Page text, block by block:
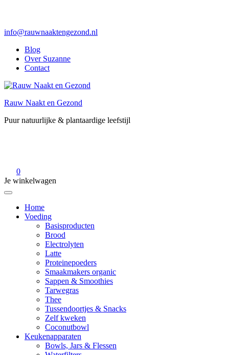
info@rauwnaaktengezond.nl
Blog
Over Suzanne
Contact
Rauw Naakt en Gezond
Puur natuurlijke & plantaardige leefstijl
0
Je winkelwagen
Home
Voeding
Basisproducten
Brood
Electrolyten
Latte
Proteinepoeders
Smaakmakers organic
Sappen & Smoothies
Tarwegras
Thee
Tussendoortjes & Snacks
Zelf kweken
Coconutbowl
Keukenapparaten
Bowls, Jars & Flessen